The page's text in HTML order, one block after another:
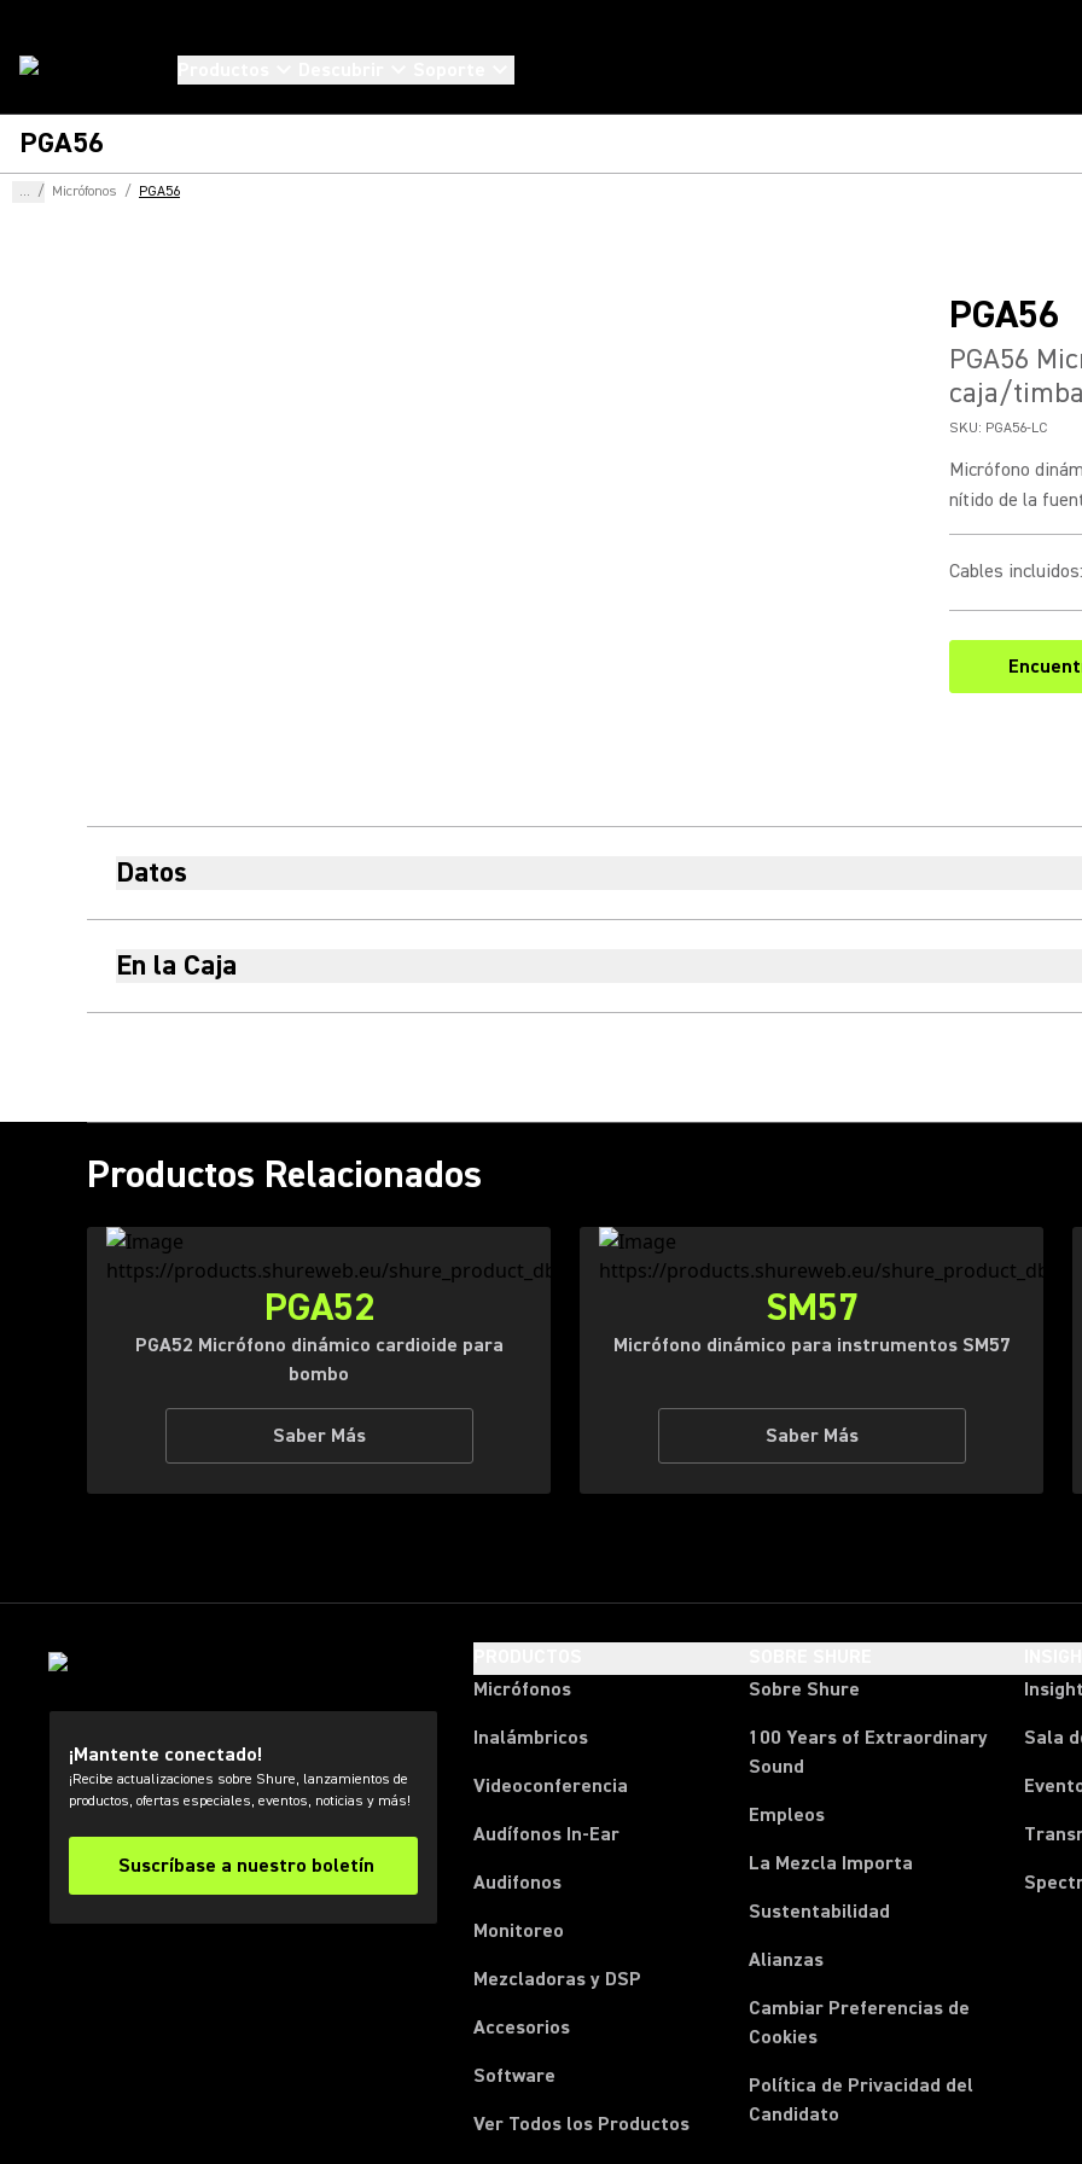
PGA56
... / Micrófonos / PGA56
PGA56
PGA56
caja/
SKU: PGA56-LC
Micrófono
nítido de la
Cables incluidos:
Datos
En la Caja
Productos Relacionados
PGA52
PGA52 Micrófono dinámico cardioide para
bombo
Saber Más
SM57
Micrófono dinámico para instrumentos SM57
Saber Más
¡Mantente conectado!
¡Recibe actualizaciones sobre Shure, lanzamientos de
productos, ofertas especiales, eventos, noticias y más!
Suscríbase a nuestro boletín
Micrófonos
Inalámbricos
Videoconferencia
Audífonos In-Ear
Audifonos
Monitoreo
Mezcladoras y DSP
Accesorios
Software
Ver Todos los Productos
Sobre Shure
100 Years of Extraordinary
Sound
Empleos
La Mezcla Importa
Sustentabilidad
Alianzas
Cambiar Preferencias de
Cookies
Política de Privacidad del
Candidato
Sala